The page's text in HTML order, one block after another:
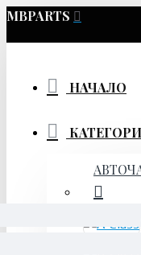
MBPARTS
НАЧАЛО